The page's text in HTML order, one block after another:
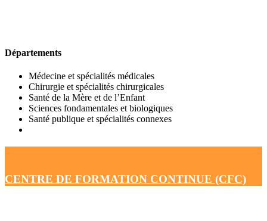
Départements
Médecine et spécialités médicales
Chirurgie et spécialités chirurgicales
Santé de la Mère et de l’Enfant
Sciences fondamentales et biologiques
Santé publique et spécialités connexes
CENTRE DE FORMATION CONTINUE (CFC)